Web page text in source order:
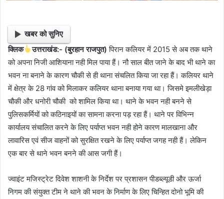
खबर को सुनिए
क्लिक
उत्तराखंड:- (बुरहान राजपुत) पिरान कलियर में 2015 से अब तक थाने
को अपना निजी आशियाना नही मिल पाया हैं। नौ साल बीत जाने के बाद भी थाने का
भवन ना बनाने के कारण चौकी से ही थाना संचलित किया जा रहा हैं। कलियर थाने
में क्षेत्र के 28 गांव को मिलाकर कलियर थाना बनाया गया था। जिसमे इमलीखेड़ा
चौकी और धनोरी चौकी को शामिल किया था। थाने के भवन नही बनने से
पुलिसकर्मियों को कठिनाइयों का सामना करना पड़ रहा हैं। थाने पर विभिन्न
कार्यालय संचालित करने के लिए पर्याप्त भवन नही होने कारण मालखाना और
लावारिस एवं सीज वाहनों को सुरक्षित रखने के लिए पर्याप्त जगह नही हैं। लेकिन
एक बार से थाने भवन बनने की आस जगी हैं।
ज्वाइंट मजिस्ट्रेट दिवेश शाशनी के निर्देश पर प्रशासन पीडब्ल्यूडी और ऊर्जा
निगम की संयुक्त टीम ने थाने की भवन के निर्माण के लिए चिन्हित दोनो भूमि की